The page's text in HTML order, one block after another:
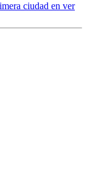
ciudad en ver